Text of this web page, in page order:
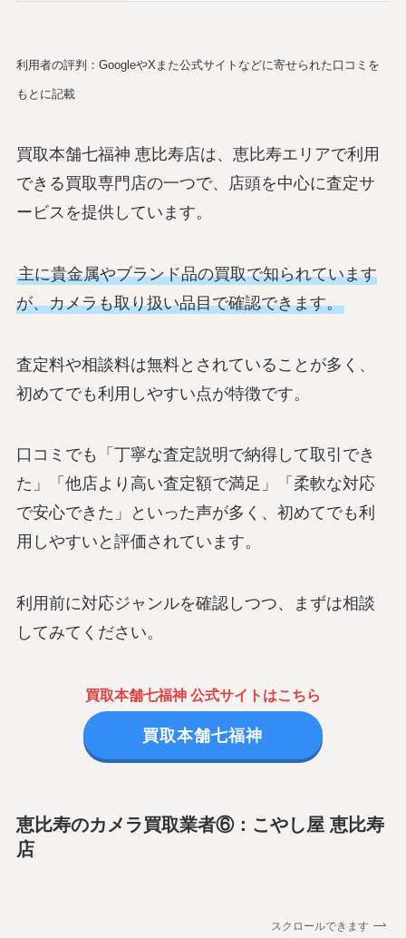
利用者の評判：GoogleやXまた公式サイトなどに寄せられた口コミを
もとに記載
買取本舗七福神 恵比寿店は、恵比寿エリアで利用
できる買取専門店の一つで、店頭を中心に査定サ
ービスを提供しています。
主に貴金属やブランド品の買取で知られています
が、カメラも取り扱い品目で確認できます。
査定料や相談料は無料とされていることが多く、
初めてでも利用しやすい点が特徴です。
口コミでも「丁寧な査定説明で納得して取引でき
た」「他店より高い査定額で満足」「柔軟な対応
で安心できた」といった声が多く、初めてでも利
用しやすいと評価されています。
利用前に対応ジャンルを確認しつつ、まずは相談
してみてください。
買取本舗七福神 公式サイトはこちら
買取本舗七福神
恵比寿のカメラ買取業者⑥：こやし屋 恵比寿
店
スクロールできます